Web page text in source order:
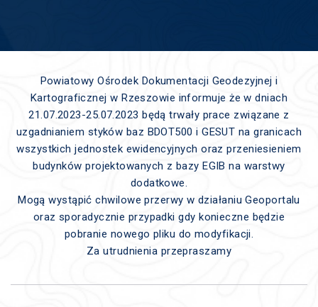
Powiatowy Ośrodek Dokumentacji Geodezyjnej i
Kartograficznej w Rzeszowie informuje że w dniach
21.07.2023-25.07.2023 będą trwały prace związane z
uzgadnianiem styków baz BDOT500 i GESUT na granicach
wszystkich jednostek ewidencyjnych oraz przeniesieniem
budynków projektowanych z bazy EGIB na warstwy
dodatkowe.
Mogą wystąpić chwilowe przerwy w działaniu Geoportalu
oraz sporadycznie przypadki gdy konieczne będzie
pobranie nowego pliku do modyfikacji.
Za utrudnienia przepraszamy